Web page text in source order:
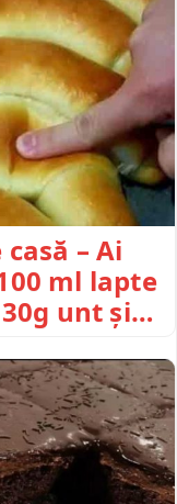
– Ai
ml lapte
unt și…